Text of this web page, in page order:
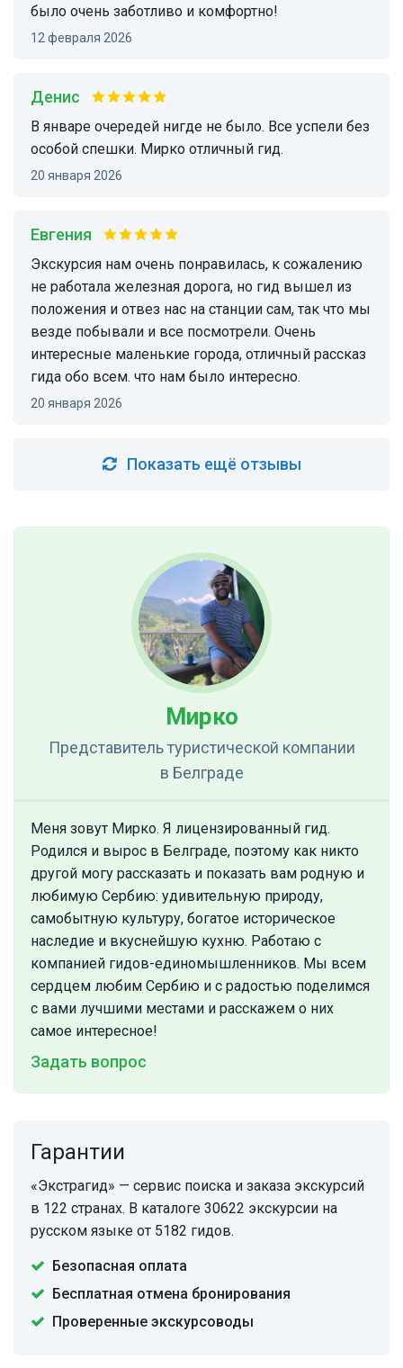
было очень заботливо и комфортно!
12 февраля 2026
Денис
В январе очередей нигде не было. Все успели без
особой спешки. Мирко отличный гид.
20 января 2026
Евгения
Экскурсия нам очень понравилась, к сожалению
не работала железная дорога, но гид вышел из
положения и отвез нас на станции сам, так что мы
везде побывали и все посмотрели. Очень
интересные маленькие города, отличный рассказ
гида обо всем. что нам было интересно.
20 января 2026
Показать ещё отзывы
Мирко
Представитель туристической компании
в Белграде
Меня зовут Мирко. Я лицензированный гид.
Родился и вырос в Белграде, поэтому как никто
другой могу рассказать и показать вам родную и
любимую Сербию: удивительную природу,
самобытную культуру, богатое историческое
наследие и вкуснейшую кухню. Работаю с
компанией гидов-единомышленников. Мы всем
сердцем любим Сербию и с радостью поделимся
с вами лучшими местами и расскажем о них
самое интересное!
Задать вопрос
Гарантии
«Экстрагид» — сервис поиска и заказа экскурсий
в 122 странах. В каталоге 30622 экскурсии на
русском языке от 5182 гидов.
Безопасная оплата
Бесплатная отмена бронирования
Проверенные экскурсоводы